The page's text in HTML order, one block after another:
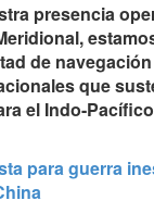
presencia
de
que
el Indo-
para guerra